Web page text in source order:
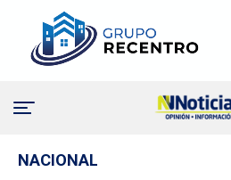
NACIONAL